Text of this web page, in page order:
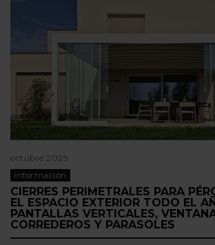
octubre 2025
información
CIERRES PERIMETRALES PARA
EL ESPACIO EXTERIOR TODO EL
PANTALLAS VERTICALES,
CORREDEROS Y PARASOLES